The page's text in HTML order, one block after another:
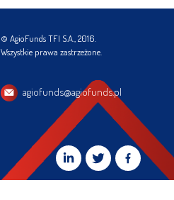
© AgioFunds TFI S.A., 2016.
Wszystkie prawa zastrzeżone.
agiofunds@agiofunds.pl